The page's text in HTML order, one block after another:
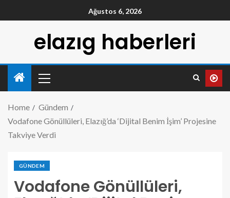
Ağustos 6, 2026
elazıg haberleri
Home
Gündem
Vodafone Gönüllüleri, Elazığ’da ‘Dijital Benim İşim’ Projesine
Takviye Verdi
GÜNDEM
Vodafone Gönüllüleri,